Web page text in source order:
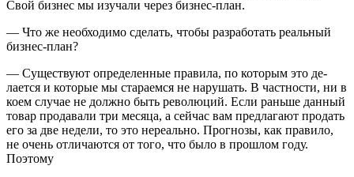
Свой бизнес мы изучали через бизнес-план.
— Что же необходимо сделать, чтобы разработать реаль­ный
бизнес-план?
— Существуют определенные правила, по которым это де­
лается и которые мы стараемся не нарушать. В частности, ни в
коем случае не должно быть революций. Если раньше данный
товар продавали три месяца, а сейчас вам предлагают продать
его за две недели, то это нереально. Прогнозы, как правило,
не очень отличаются от того, что было в прошлом году.
Поэтому